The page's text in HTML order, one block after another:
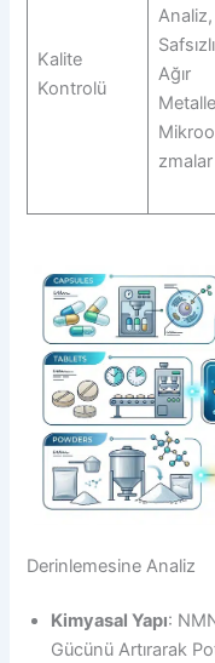
Kalite
Kontrolü
Analiz,
Ağır
Zmalar
Derinlemesine Analiz
Kimyasal Yapı:
Gücünü Artırarak